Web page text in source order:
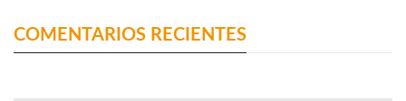
COMENTARIOS RECIENTES